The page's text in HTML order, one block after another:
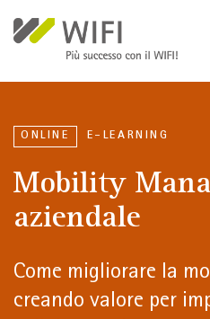
E-LEARNING
ONLINE
Mobility
aziendale
Come migliorare la
creando valore per